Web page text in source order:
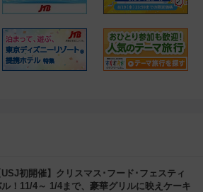
USJ初開催】クリスマス･フード･フェスティ
！11/4～ 1/4まで、豪華グリルに映えケーキ